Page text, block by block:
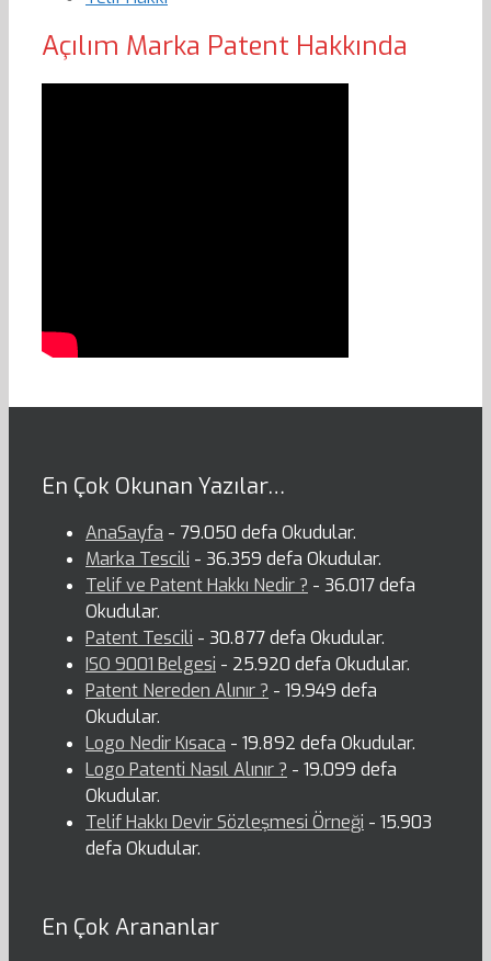
Açılım Marka Patent Hakkında
En Çok Okunan Yazılar…
AnaSayfa - 79.050 defa Okudular.
Marka Tescili - 36.359 defa Okudular.
Telif ve Patent Hakkı Nedir ? - 36.017 defa
Okudular.
Patent Tescili - 30.877 defa Okudular.
ISO 9001 Belgesi - 25.920 defa Okudular.
Patent Nereden Alınır ? - 19.949 defa
Okudular.
Logo Nedir Kısaca - 19.892 defa Okudular.
Logo Patenti Nasıl Alınır ? - 19.099 defa
Okudular.
Telif Hakkı Devir Sözleşmesi Örneği - 15.903
defa Okudular.
En Çok Arananlar